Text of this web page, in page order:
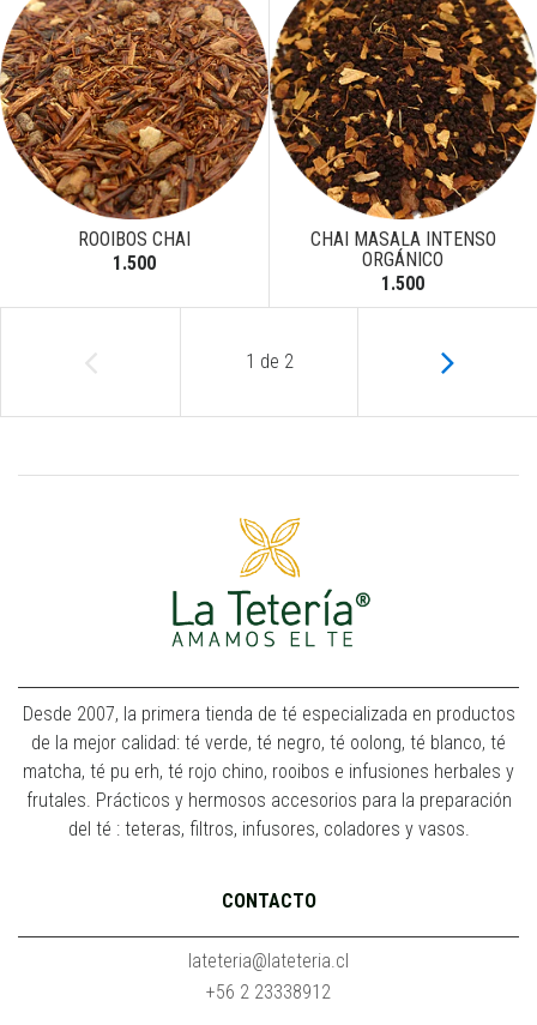
ROOIBOS CHAI
1.500
CHAI MASALA INTENSO
ORGÁNICO
1.500
1 de 2
Desde 2007, la primera tienda de té especializada en productos
de la mejor calidad: té verde, té negro, té oolong, té blanco, té
matcha, té pu erh, té rojo chino, rooibos e infusiones herbales y
frutales. Prácticos y hermosos accesorios para la preparación
del té : teteras, filtros, infusores, coladores y vasos.
CONTACTO
lateteria@lateteria.cl
+56 2 23338912